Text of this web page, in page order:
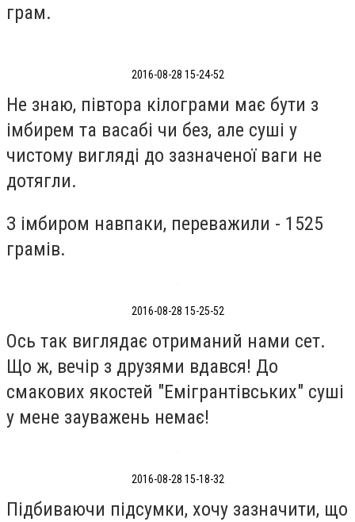
грам.
2016-08-28 15-24-52
Не знаю, півтора кілограми має бути з
імбирем та васабі чи без, але суші у
чистому вигляді до зазначеної ваги не
дотягли.
З імбиром навпаки, переважили - 1525
грамів.
2016-08-28 15-25-52
Ось так виглядає отриманий нами сет.
Що ж, вечір з друзями вдався! До
смакових якостей "Емігрантівських" суші
у мене зауважень немає!
2016-08-28 15-18-32
Підбиваючи підсумки, хочу зазначити, що